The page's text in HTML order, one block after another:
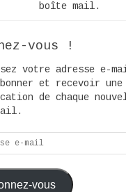
boîte mail.
vous !
votre adresse e-
et recevoir une
de chaque
vous